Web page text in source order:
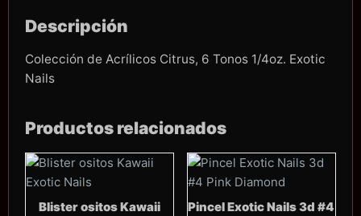
Descripción
Colección de Acrílicos Citrus, 6 Tonos 1/4oz. Exotic
Nails
Productos relacionados
Blister ositos Kawaii
Pincel Exotic Nails 3d #4